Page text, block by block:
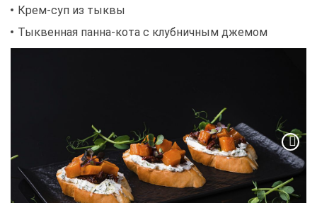
Крем-суп из тык­вы
Тык­вен­ная пан­на-ко­та с клуб­нич­ным дже­мом